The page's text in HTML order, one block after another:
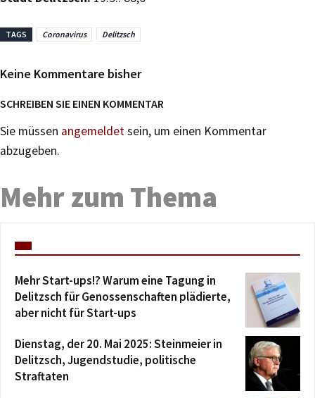
TAGS Coronavirus Delitzsch
Keine Kommentare bisher
SCHREIBEN SIE EINEN KOMMENTAR
Sie müssen angemeldetsein, um einen Kommentar
abzugeben.
Mehr zum Thema
Mehr Start-ups!? Warum eine Tagung in
Delitzsch für Genossenschaften plädierte,
aber nicht für Start-ups
Dienstag, der 20. Mai 2025: Steinmeier in
Delitzsch, Jugendstudie, politische
Straftaten